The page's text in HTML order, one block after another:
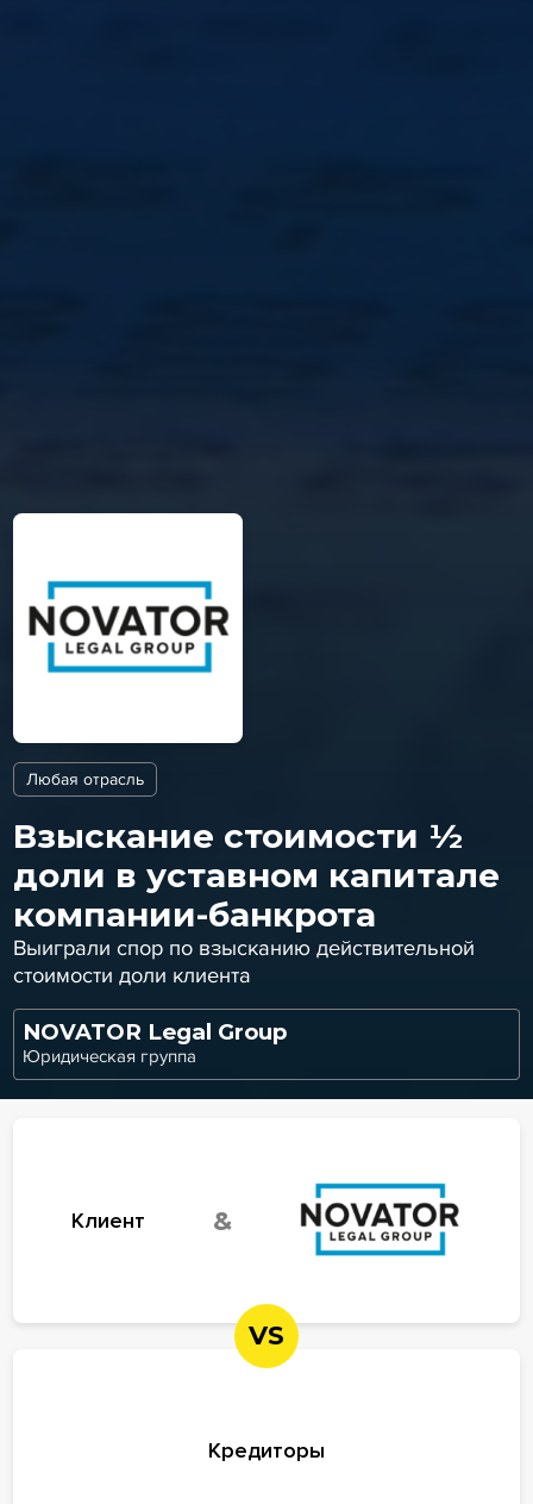
Любая отрасль
Взыскание стоимости ½
доли в уставном капитале
компании-банкрота
Выиграли спор по взысканию действительной
стоимости доли клиента
NOVATOR Legal Group
Юридическая группа
Клиент &
VS
Кредиторы